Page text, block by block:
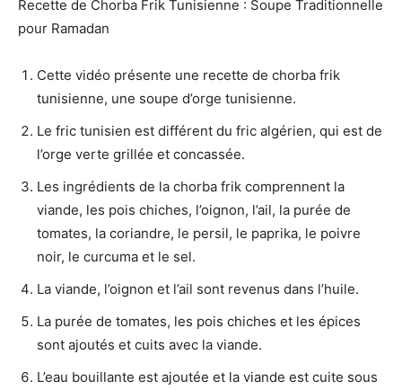
Recette de Chorba Frik Tunisienne : Soupe Traditionnelle
pour Ramadan
Cette vidéo présente une recette de chorba frik
tunisienne, une soupe d’orge tunisienne.
Le fric tunisien est différent du fric algérien, qui est de
l’orge verte grillée et concassée.
Les ingrédients de la chorba frik comprennent la
viande, les pois chiches, l’oignon, l’ail, la purée de
tomates, la coriandre, le persil, le paprika, le poivre
noir, le curcuma et le sel.
La viande, l’oignon et l’ail sont revenus dans l’huile.
La purée de tomates, les pois chiches et les épices
sont ajoutés et cuits avec la viande.
L’eau bouillante est ajoutée et la viande est cuite sous